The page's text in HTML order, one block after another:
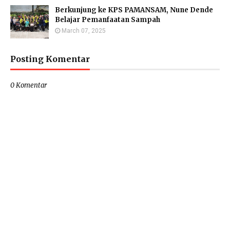
Berkunjung ke KPS PAMANSAM, Nune Dende
Belajar Pemanfaatan Sampah
March 07, 2025
Posting Komentar
0 Komentar